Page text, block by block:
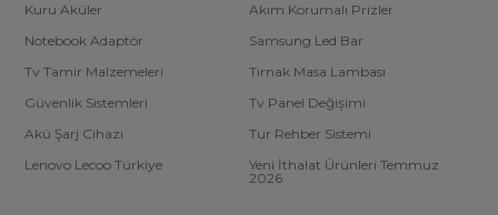
Kuru Aküler
Akım Korumalı Prizler
Notebook Adaptör
Samsung Led Bar
Tv Tamir Malzemeleri
Tırnak Masa Lambası
Güvenlik Sistemleri
Tv Panel Değişimi
Akü Şarj Cihazı
Tur Rehber Sistemi
Lenovo Lecoo Türkiye
Yeni İthalat Ürünleri Temmuz
2026